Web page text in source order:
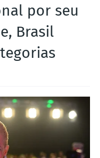
por seu
Brasil